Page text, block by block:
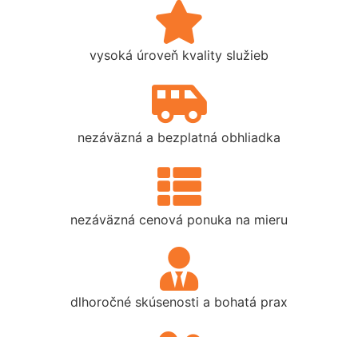
vysoká úroveň kvality služieb
nezáväzná a bezplatná obhliadka
nezáväzná cenová ponuka na mieru
dlhoročné skúsenosti a bohatá prax